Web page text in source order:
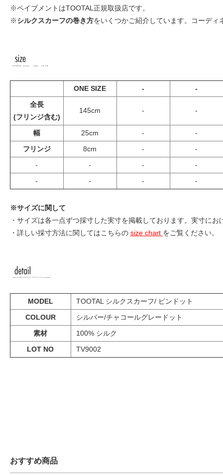
※ペイブメントはTOOTAL正規取扱店です。
※シルクスカーフの巻き方をいくつかご紹介しています。コーディ
ONE SIZE -
-
全長
(フリンジ含む)
145cm - -
幅 25cm -
-
フリンジ
8cm -
-
-
- -
-
-
- - -
※サイズに関して
・サイズは各一点ずつ採寸した実寸を掲載しております。実寸に
・詳しい採寸方法に関してはこちらの size chart をご覧ください。
MODEL
TOOTAL シルクスカーフ/ ピンドット
COLOUR
シルバー/チャコールグレードット
素材
100% シルク
LOT NO
TV9002
おすすめ商品